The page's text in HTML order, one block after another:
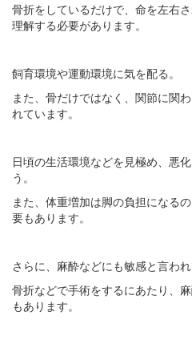
骨折をしているだけで、命を左右
理解する必要があります。
飼育環境や運動環境に気を配る。
また、骨だけではなく、関節に関
れています。
日頃の生活環境などを見極め、悪
う。
また、体重増加は脚の負担になる
要もあります。
さらに、麻酔などにも敏感と言われ
骨折などで手術をするにあたり、
もあります。